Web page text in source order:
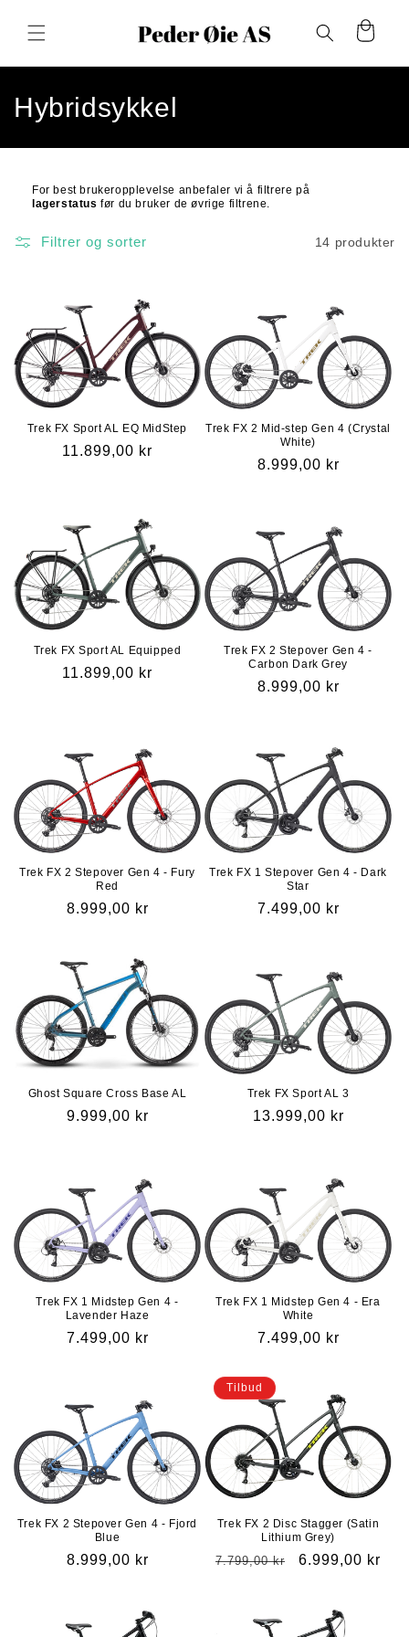
videre til
innholdet
Handlekurv
S
a
m
i
:
Hybridsykkel
For best brukeropplevelse anbefaler vi å filtrere på
lagerstatusfør du bruker de øvrige filtrene.
Filtrer og sorter 14 produkter
Trek FX Sport AL EQ MidStep
Vanlig
11.899,00 kr
Trek FX 2 Mid-step Gen 4 (Crystal
White)
Vanlig
8.999,00 kr
Trek FX Sport AL Equipped
Vanlig
11.899,00 kr
Trek FX 2 Stepover Gen 4 -
Carbon Dark Grey
Vanlig
8.999,00 kr
Trek FX 2 Stepover Gen 4 - Fury
Red
Vanlig
8.999,00 kr
Trek FX 1 Stepover Gen 4 - Dark
Star
Vanlig
7.499,00 kr
Ghost Square Cross Base AL
Vanlig
9.999,00 kr
Trek FX Sport AL 3
Vanlig
13.999,00 kr
Trek FX 1 Midstep Gen 4 -
Lavender Haze
Vanlig
7.499,00 kr
Trek FX 1 Midstep Gen 4 - Era
White
Vanlig
7.499,00 kr
Trek FX 2 Stepover Gen 4 - Fjord
Blue
Vanlig
8.999,00 kr
Tilbud
Trek FX 2 Disc Stagger (Satin
Lithium Grey)
Vanlig
7.799,00 kr Salgspris
6.999,00 kr